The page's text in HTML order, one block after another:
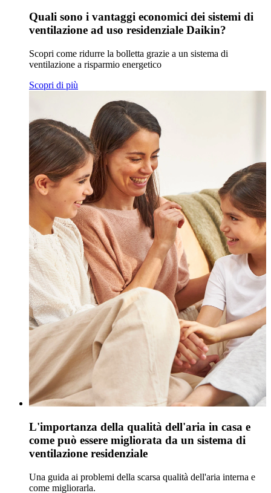
Quali sono i vantaggi economici dei sistemi di
ventilazione ad uso residenziale Daikin?
Scopri come ridurre la bolletta grazie a un sistema di
ventilazione a risparmio energetico
Scopri di più
L'importanza della qualità dell'aria in casa e
come può essere migliorata da un sistema di
ventilazione residenziale
Una guida ai problemi della scarsa qualità dell'aria interna e
come migliorarla.